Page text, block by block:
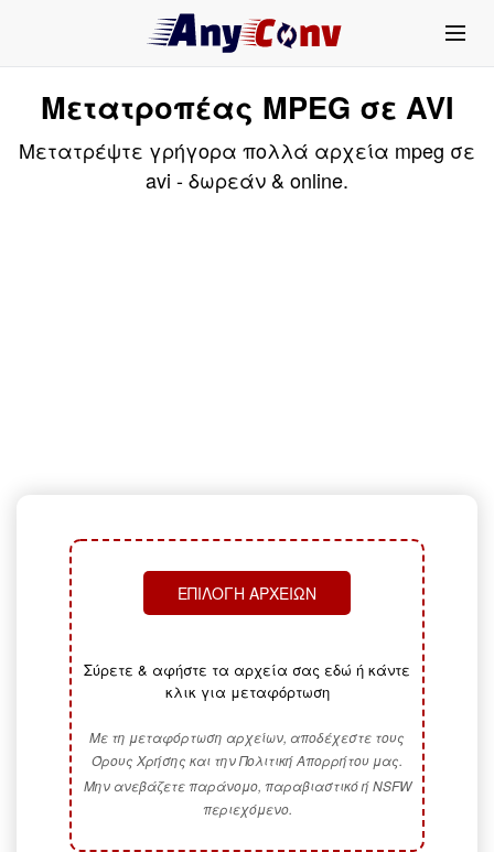
Μετατροπέας MPEG σε AVI
Μετατρέψτε γρήγορα πολλά αρχεία mpeg σε
avi - δωρεάν & online.
ΕΠΙΛΟΓΉ ΑΡΧΕΊΩΝ
Σύρετε & αφήστε τα αρχεία σας εδώ ή κάντε
κλικ για μεταφόρτωση
Με τη μεταφόρτωση αρχείων, αποδέχεστε τους
Όρους Χρήσης και την Πολιτική Απορρήτου μας.
Μην ανεβάζετε παράνομο, παραβιαστικό ή NSFW
περιεχόμενο.